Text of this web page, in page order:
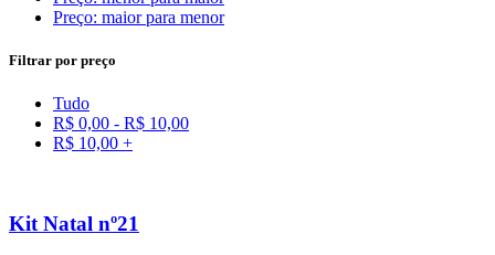
Preço: maior para menor
Filtrar por preço
Tudo
R$ 0,00 - R$ 10,00
R$ 10,00 +
Kit Natal nº21